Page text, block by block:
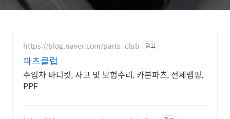
https://blog.naver.com/parts_club 광고
파츠클럽
수입차 바디킷, 사고 및 보험수리, 카본파츠, 전체랩핑,
PPF